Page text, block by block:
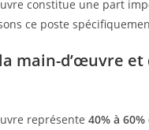
constitue une part
ce poste
main-d’œuvre et
représente40% à